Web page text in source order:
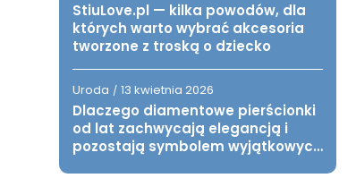
StiuLove.pl — kilka powodów, dla
których warto wybrać akcesoria
tworzone z troską o dziecko
Uroda / 13 kwietnia 2026
Dlaczego diamentowe pierścionki
od lat zachwycają elegancją i
pozostają symbolem wyjątkowych